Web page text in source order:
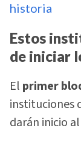
historia
Estos
de iniciar
El primer
instituciones
darán inicio